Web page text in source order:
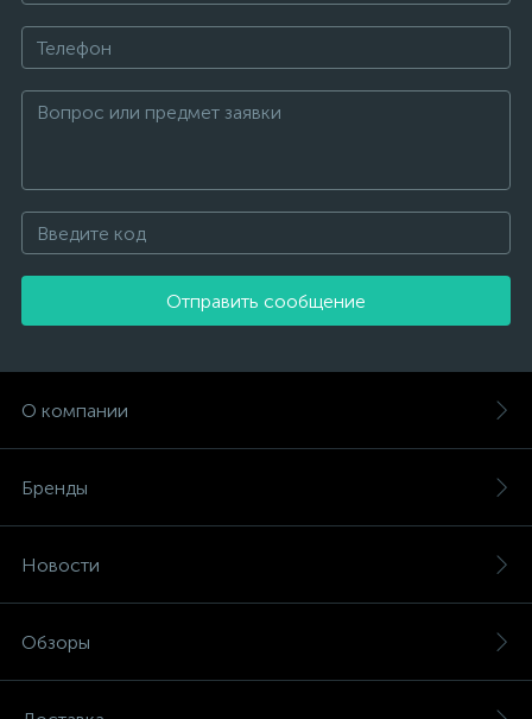
Отправить сообщение
О компании
Бренды
Новости
Обзоры